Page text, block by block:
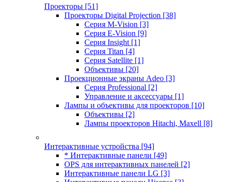
Проекторы [51]
Проекторы Digital Projection [38]
Серия M-Vision [3]
Серия E-Vision [9]
Серия Insight [1]
Серия Titan [4]
Серия Satellite [1]
Объективы [20]
Проекционные экраны Adeo [3]
Серия Professional [2]
Управление и аксессуары [1]
Лампы и объективы для проекторов [10]
Объективы [2]
Лампы проекторов Hitachi, Maxell [8]
Интерактивные устройства [94]
* Интерактивные панели [49]
OPS для интерактивных панелей [2]
Интерактивные панели LG [3]